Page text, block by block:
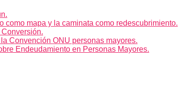
como mapa y la caminata como redescubrimiento.
Convención ONU personas mayores.
Endeudamiento en Personas Mayores.